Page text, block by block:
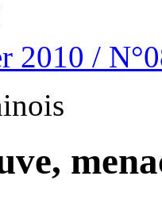
2010 /